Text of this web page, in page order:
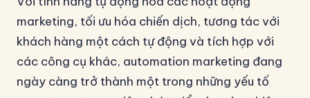
marketing, tối ưu hóa chiến dịch, tương tác với
khách hàng một cách tự động và tích hợp với
các công cụ khác, automation marketing đang
ngày càng trở thành một trong những yếu tố